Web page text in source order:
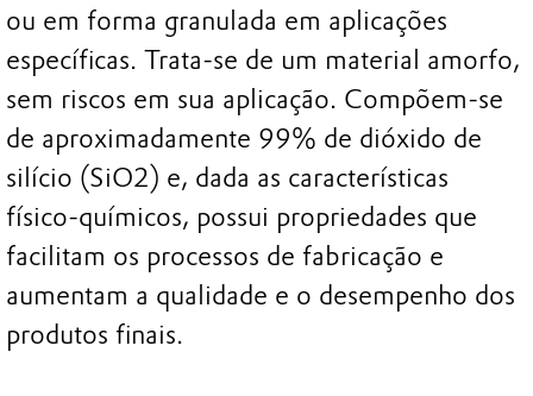
ou em forma granulada em aplicações
específicas. Trata-se de um material amorfo,
sem riscos em sua aplicação. Compõem-se
de aproximadamente 99% de dióxido de
silício (SiO2) e, dada as características
físico-químicos, possui propriedades que
facilitam os processos de fabricação e
aumentam a qualidade e o desempenho dos
produtos finais.